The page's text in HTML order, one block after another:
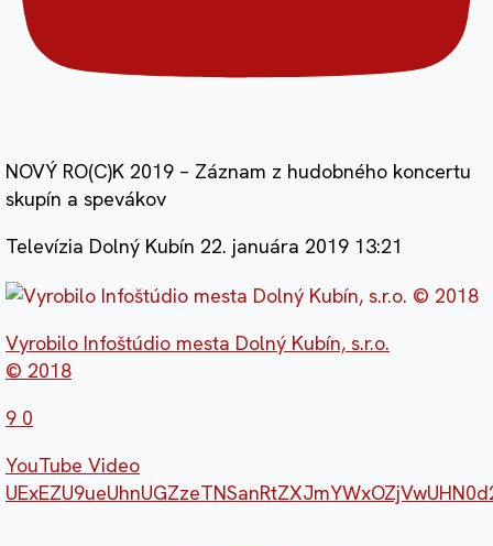
NOVÝ RO(C)K 2019 – Záznam z hudobného koncertu
skupín a spevákov
Televízia Dolný Kubín 22. januára 2019 13:21
Vyrobilo Infoštúdio mesta Dolný Kubín, s.r.o.
© 2018
9 0
YouTube Video